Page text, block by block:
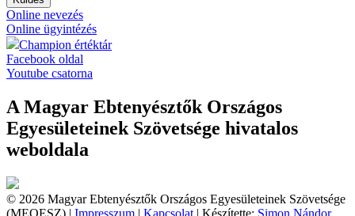
Online nevezés
Online ügyintézés
Champion értéktár
Facebook oldal
Youtube csatorna
A Magyar Ebtenyésztők Országos
Egyesületeinek Szövetsége hivatalos
weboldala
© 2026 Magyar Ebtenyésztők Országos Egyesületeinek Szövetsége
(MEOESZ) | Impresszum | Kapcsolat | Készítette: Simon Nándor,